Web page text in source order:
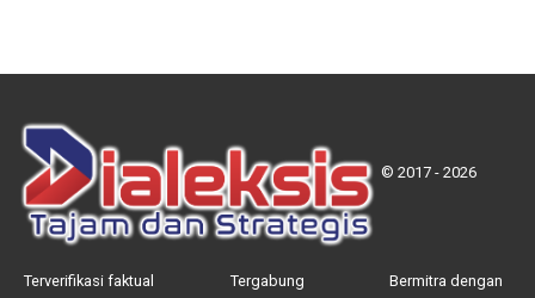
© 2017 - 2026
Terverifikasi faktual Tergabung Bermitra dengan